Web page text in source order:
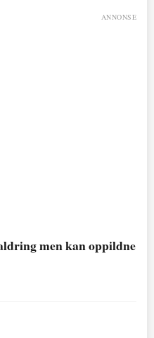
ANNONSE
men kan oppildne